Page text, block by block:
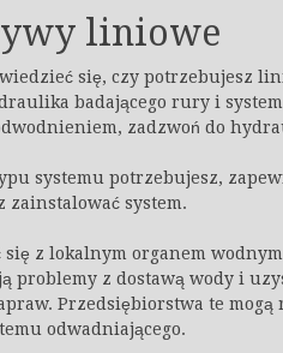
liniowe
się, czy potrzebujesz
badającego rury i
zadzwoń do
systemu potrzebujesz,
zainstalować system.
się z lokalnym organem
problemy z dostawą wody i
Przedsiębiorstwa te
odwadniającego.